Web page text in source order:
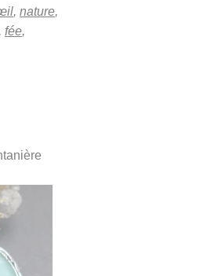
, nature,
, fée,